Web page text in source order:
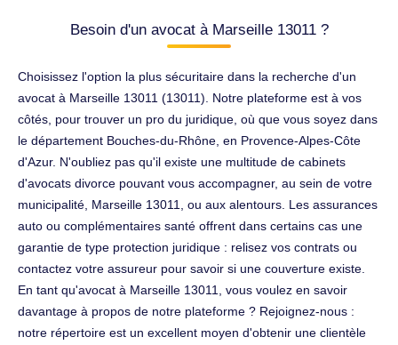
Besoin d'un avocat à Marseille 13011 ?
Choisissez l'option la plus sécuritaire dans la recherche d'un
avocat à Marseille 13011 (13011). Notre plateforme est à vos
côtés, pour trouver un pro du juridique, où que vous soyez dans
le département Bouches-du-Rhône, en Provence-Alpes-Côte
d'Azur. N'oubliez pas qu'il existe une multitude de cabinets
d'avocats divorce pouvant vous accompagner, au sein de votre
municipalité, Marseille 13011, ou aux alentours. Les assurances
auto ou complémentaires santé offrent dans certains cas une
garantie de type protection juridique : relisez vos contrats ou
contactez votre assureur pour savoir si une couverture existe.
En tant qu'avocat à Marseille 13011, vous voulez en savoir
davantage à propos de notre plateforme ? Rejoignez-nous :
notre répertoire est un excellent moyen d'obtenir une clientèle